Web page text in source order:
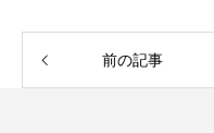
前の記事